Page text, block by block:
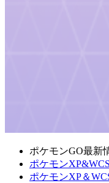
ポケモンGO最新
ポケモン
ポケモンXP＆